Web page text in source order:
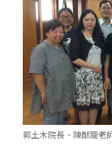
郭土木院長、陳猷龍老